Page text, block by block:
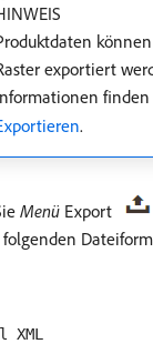
exportiert
.
Menü Export
XML